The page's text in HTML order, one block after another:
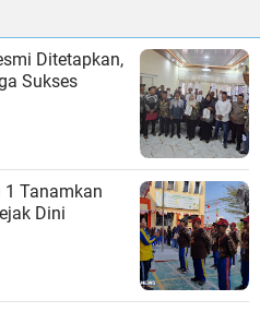
Ditetapkan,
Sukses
1 Tanamkan
Dini